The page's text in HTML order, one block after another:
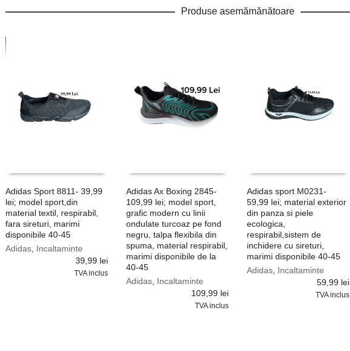
Produse asemămănătoare
Adidas Sport 8811- 39,99
lei; model sport,din
material textil, respirabil,
fara sireturi, marimi
disponibile 40-45
Adidas Incaltaminte
39,99 lei
TVA inclus
Adidas Ax Boxing 2845-
109,99 lei; model sport,
grafic modern cu linii
ondulate turcoaz pe fond
negru, talpa flexibila din
spuma, material respirabil,
marimi disponibile de la
40-45
Adidas Incaltaminte
109,99 lei
TVA inclus
Adidas sport M0231-
59,99 lei; material exterior
din panza si piele
ecologica,
respirabil,sistem de
inchidere cu sireturi,
marimi disponibile 40-45
Adidas Incaltaminte
59,99 lei
TVA inclus